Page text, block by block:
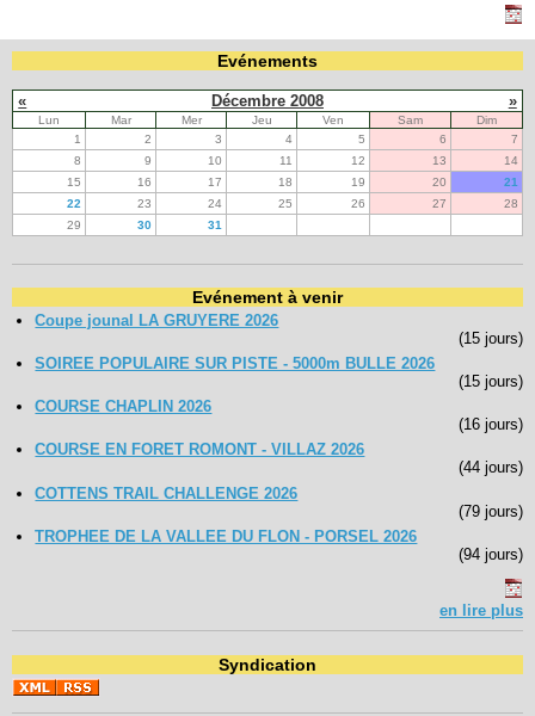
Demander un nouveau mot de passe
Evénements
« Décembre 2008 »
Lun Mar Mer Jeu Ven Sam
Dim
1
2 3 4 5 6
7
8
9 10 11 12 13
14
15
16 17 18 19 20
21
22
23 24 25 26 27
28
29
30 31
Evénement à venir
Coupe jounal LA GRUYERE 2026
(15 jours)
SOIREE POPULAIRE SUR PISTE - 5000m BULLE 2026
(15 jours)
COURSE CHAPLIN 2026
(16 jours)
COURSE EN FORET ROMONT - VILLAZ 2026
(44 jours)
COTTENS TRAIL CHALLENGE 2026
(79 jours)
TROPHEE DE LA VALLEE DU FLON - PORSEL 2026
(94 jours)
en lire plus
Syndication